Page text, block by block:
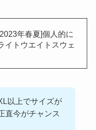
年春夏]個人的に
イトウエイトスウェ
以上でサイズが
直今がチャンス